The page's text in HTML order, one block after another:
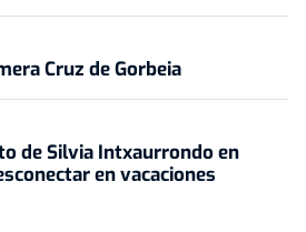
Cruz de Gorbeia
de Silvia Intxaurrondo en
en vacaciones